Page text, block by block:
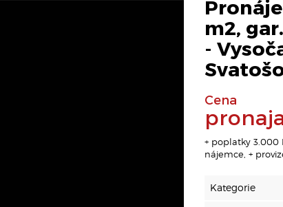
m2,
-
Cena
+ poplatky 3.000
nájemce, +
Kategorie